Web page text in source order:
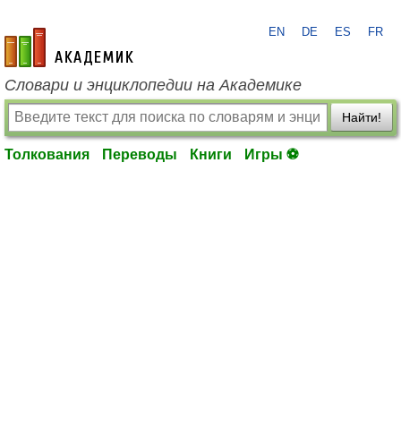
academic.ru
EN DE ES FR
Словари и энциклопедии на Академике
Найти!
Толкования Переводы Книги Игры ⚽